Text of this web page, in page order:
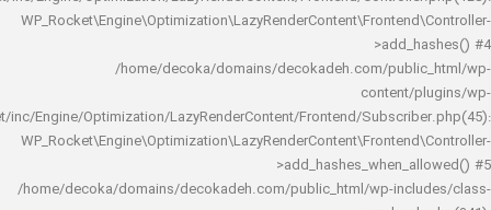
/home/decoka/domains/decokadeh.com/
rocket/inc/Engine/Optimization/LazyRenderContent/Frontend/
/home/decoka/domains/decokadeh.com/public_html/wp-